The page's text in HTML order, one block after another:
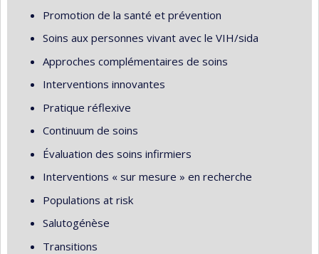
Promotion de la santé et prévention
Soins aux personnes vivant avec le VIH/sida
Approches complémentaires de soins
Interventions innovantes
Pratique réflexive
Continuum de soins
Évaluation des soins infirmiers
Interventions « sur mesure » en recherche
Populations at risk
Salutogénèse
Transitions